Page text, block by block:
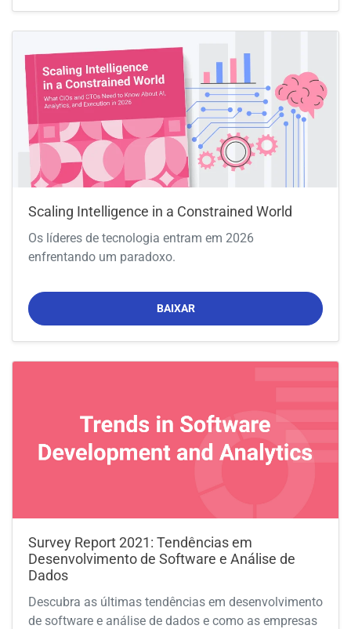
Scaling Intelligence in a Constrained World
Os líderes de tecnologia entram em 2026
enfrentando um paradoxo.
BAIXAR
Survey Report 2021: Tendências em
Desenvolvimento de Software e Análise de
Dados
Descubra as últimas tendências em desenvolvimento
de software e análise de dados e como as empresas